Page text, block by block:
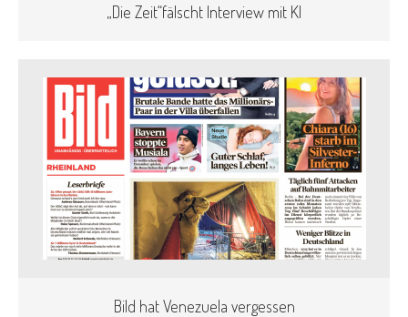
„Die Zeit“fälscht Interview mit KI
Bild hat Venezuela vergessen